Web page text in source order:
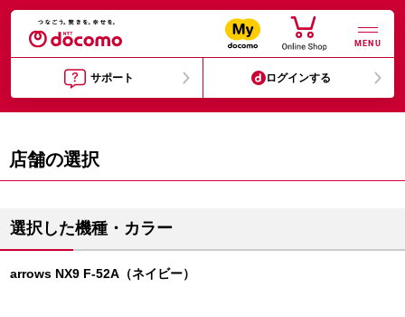
MENU
サポート ログインする
店舗の選択
選択した機種・カラー
arrows NX9 F-52A（ネイビー）